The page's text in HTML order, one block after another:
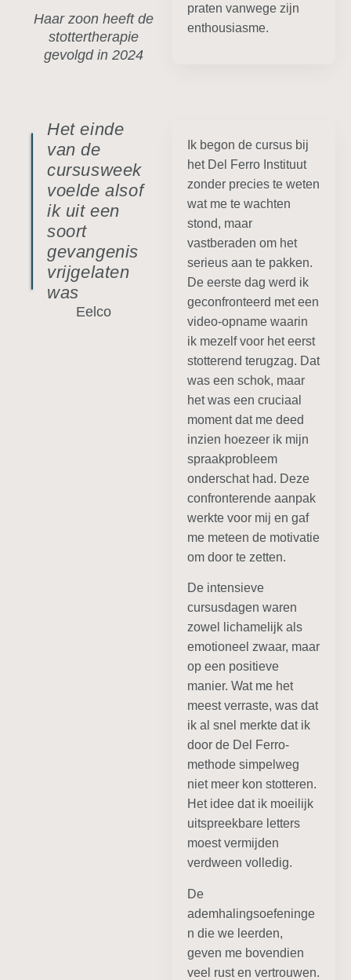
Haar zoon heeft de
stottertherapie
gevolgd in 2024
praten vanwege zijn
enthousiasme.
Het einde
van de
cursusweek
voelde alsof
ik uit een
soort
gevangenis
vrijgelaten
was
Eelco
Ik begon de cursus bij
het Del Ferro Instituut
zonder precies te weten
wat me te wachten
stond, maar
vastberaden om het
serieus aan te pakken.
De eerste dag werd ik
geconfronteerd met een
video-opname waarin
ik mezelf voor het eerst
stotterend terugzag. Dat
was een schok, maar
het was een cruciaal
moment dat me deed
inzien hoezeer ik mijn
spraakprobleem
onderschat had. Deze
confronterende aanpak
werkte voor mij en gaf
me meteen de motivatie
om door te zetten.
De intensieve
cursusdagen waren
zowel lichamelijk als
emotioneel zwaar, maar
op een positieve
manier. Wat me het
meest verraste, was dat
ik al snel merkte dat ik
door de Del Ferro-
methode simpelweg
niet meer kon stotteren.
Het idee dat ik moeilijk
uitspreekbare letters
moest vermijden
verdween volledig.
De
ademhalingsoefeninge
n die we leerden,
geven me bovendien
veel rust en vertrouwen.